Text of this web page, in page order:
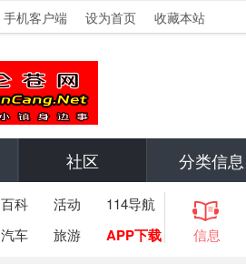
手机客户端 设为首页 收藏本站
社区 分类信息
百科 活动
114导航
汽车 旅游 APP下载 信息